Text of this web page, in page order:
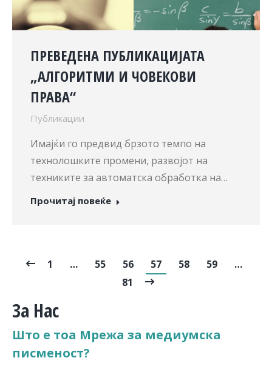
ПРЕВЕДЕНА ПУБЛИКАЦИЈАТА
„АЛГОРИТМИ И ЧОВЕКОВИ
ПРАВА“
Публикации
Имајќи го предвид брзото темпо на
технолошките промени, развојот на
техниките за автоматска обработка на…
Прочитај повеќе
1 … 55 56 57 58 59
…
81
За Нас
Што е тоа Мрежа за медиумска
писменост?